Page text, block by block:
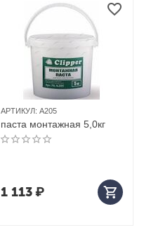
АРТИКУЛ: A205
паста монтажная 5,0кг
1 113₽